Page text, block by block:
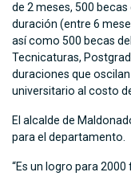
de 2 meses, 500
duración (entre 6
así como 500 becas
Tecnicaturas,
duraciones que
universitario al costo
El alcalde de
para el departamento.
“Es un logro para